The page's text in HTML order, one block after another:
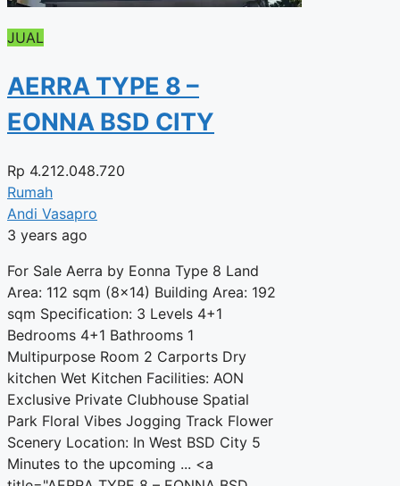
JUAL
AERRA TYPE 8 –
EONNA BSD CITY
Rp 4.212.048.720
Rumah
Andi Vasapro
3 years ago
For Sale Aerra by Eonna Type 8 Land
Area: 112 sqm (8×14) Building Area: 192
sqm Specification: 3 Levels 4+1
Bedrooms 4+1 Bathrooms 1
Multipurpose Room 2 Carports Dry
kitchen Wet Kitchen Facilities: AON
Exclusive Private Clubhouse Spatial
Park Floral Vibes Jogging Track Flower
Scenery Location: In West BSD City 5
Minutes to the upcoming ... <a